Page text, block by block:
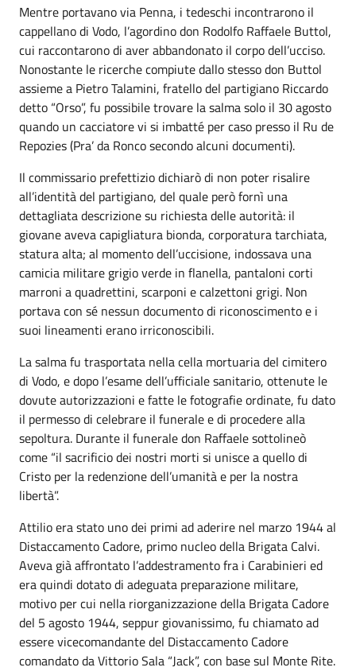
Mentre portavano via Penna, i tedeschi incontrarono il
cappellano di Vodo, l’agordino don Rodolfo Raffaele Buttol,
cui raccontarono di aver abbandonato il corpo dell’ucciso.
Nonostante le ricerche compiute dallo stesso don Buttol
assieme a Pietro Talamini, fratello del partigiano Riccardo
detto “Orso”, fu possibile trovare la salma solo il 30 agosto
quando un cacciatore vi si imbatté per caso presso il Ru de
Repozies (Pra’ da Ronco secondo alcuni documenti).
Il commissario prefettizio dichiarò di non poter risalire
all’identità del partigiano, del quale però fornì una
dettagliata descrizione su richiesta delle autorità: il
giovane aveva capigliatura bionda, corporatura tarchiata,
statura alta; al momento dell’uccisione, indossava una
camicia militare grigio verde in flanella, pantaloni corti
marroni a quadrettini, scarponi e calzettoni grigi. Non
portava con sé nessun documento di riconoscimento e i
suoi lineamenti erano irriconoscibili.
La salma fu trasportata nella cella mortuaria del cimitero
di Vodo, e dopo l’esame dell’ufficiale sanitario, ottenute le
dovute autorizzazioni e fatte le fotografie ordinate, fu dato
il permesso di celebrare il funerale e di procedere alla
sepoltura. Durante il funerale don Raffaele sottolineò
come “il sacrificio dei nostri morti si unisce a quello di
Cristo per la redenzione dell’umanità e per la nostra
libertà”.
Attilio era stato uno dei primi ad aderire nel marzo 1944 al
Distaccamento Cadore, primo nucleo della Brigata Calvi.
Aveva già affrontato l’addestramento fra i Carabinieri ed
era quindi dotato di adeguata preparazione militare,
motivo per cui nella riorganizzazione della Brigata Cadore
del 5 agosto 1944, seppur giovanissimo, fu chiamato ad
essere vicecomandante del Distaccamento Cadore
comandato da Vittorio Sala “Jack”, con base sul Monte Rite.